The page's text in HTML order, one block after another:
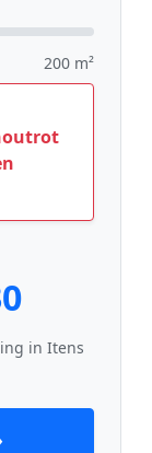
200 m²
in Itens